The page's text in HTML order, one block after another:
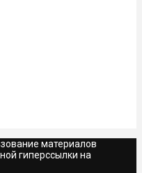
материалов
гиперссылки на